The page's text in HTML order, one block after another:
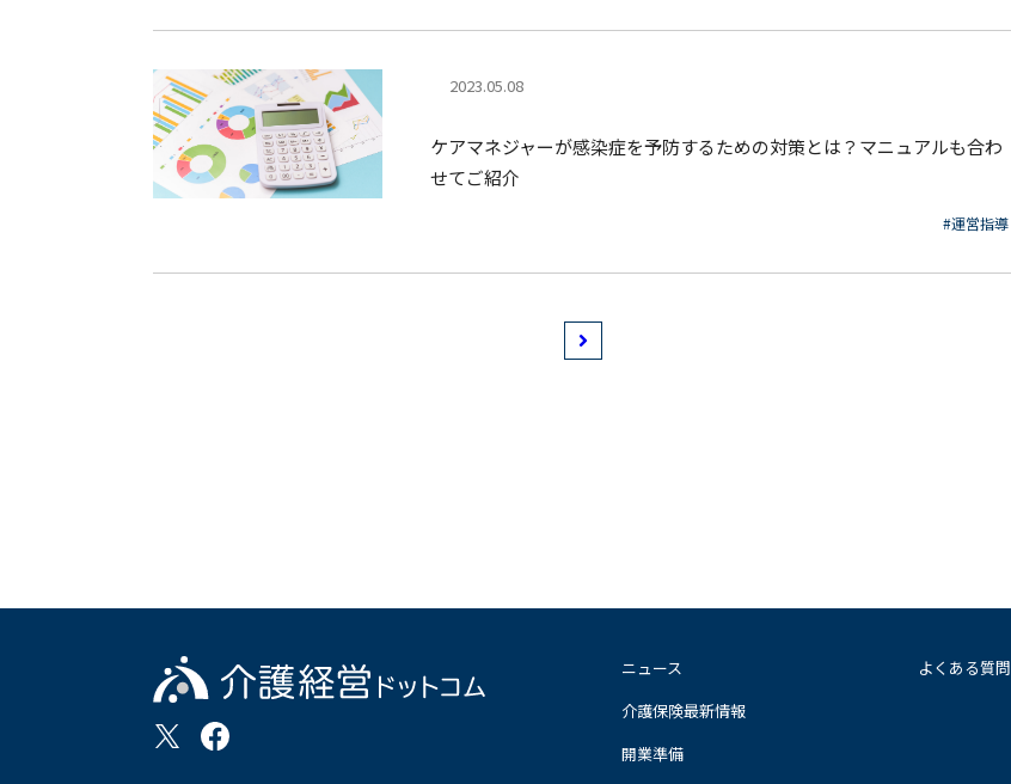
2023.05.08
ケアマネジャーが感染症を予防するための対策とは？マニュアルも合わ
せてご紹介
#運営指導
ニュース
介護保険最新情報
開業準備
よくある質問